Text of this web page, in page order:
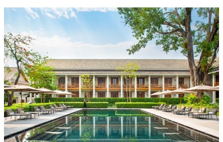
Situé au cœur de Luang Prabang, l’Avani+ Luang Prabang Hotel
occupe une position idéale pour les voyageurs d’affaires qui
souhaitent profiter du
tourisme d’affaires au Laos. L’établissement
se trouve à quelques pas du Night Market, du mont Phousy et du
Musée National, ce qui facilite vos déplacements entre réunions et
moments de détente. Son architecture se distingue par un style
contemporain inspiré des bâtiments coloniaux de la ville avec un
grand jardin central et une piscine longue de vingt cinq mètres qui
créent une atmosphère calme et élégante. Grâce à cette identité
visuelle soignée, l’hôtel attire de nombreux voyageurs qui
recherchent deshôtels pour le tourisme MICE Laosoffrant un
cadre authentique et fonctionnel. Les chambres sont modernes et
disposent de tout le confort nécessaire pour un séjour professionnel
avec une télévision à écran plat, un minibar et une salle de bain bien
équipée.